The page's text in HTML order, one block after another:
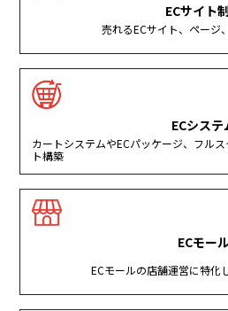
ECサイト
売れるECサイト、ページ
ECシステ
カートシステムやECパッケージ、フル
ト構築
ECモー
ECモールの店舗運営に特化